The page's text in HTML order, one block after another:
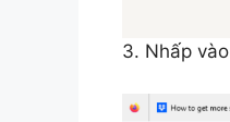
3. Nhấp vào